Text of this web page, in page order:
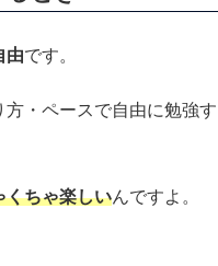
由です。
方・ペースで自由に勉強
くちゃ楽しいんですよ。